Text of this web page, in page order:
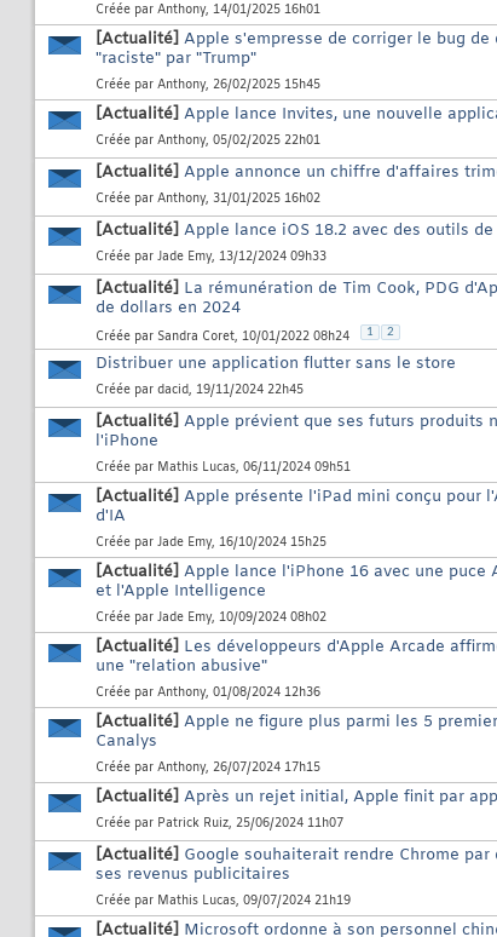
Créée par Anthony, 14/01/2025 16h01
[Actualité] Apple s'empresse de corriger le bug
"raciste" par "Trump"
Créée par Anthony, 26/02/2025 15h45
[Actualité] Apple lance Invites, une nouvelle
Créée par Anthony, 05/02/2025 22h01
[Actualité] Apple annonce un chiffre d'affaires
Créée par Anthony, 31/01/2025 16h02
[Actualité] Apple lance iOS 18.2 avec des outils
Créée par Jade Emy, 13/12/2024 09h33
[Actualité] La rémunération de Tim Cook, PDG
de dollars en 2024
Créée par Sandra Coret, 10/01/2022 08h24 1 2
Distribuer une application flutter sans le store
Créée par dacid, 19/11/2024 22h45
[Actualité] Apple prévient que ses futurs produits
l'iPhone
Créée par Mathis Lucas, 06/11/2024 09h51
[Actualité] Apple présente l'iPad mini conçu pour
d'IA
Créée par Jade Emy, 16/10/2024 15h25
[Actualité] Apple lance l'iPhone 16 avec une
et l'Apple Intelligence
Créée par Jade Emy, 10/09/2024 08h02
[Actualité] Les développeurs d'Apple Arcade
une "relation abusive"
Créée par Anthony, 01/08/2024 12h36
[Actualité] Apple ne figure plus parmi les 5
Canalys
Créée par Anthony, 26/07/2024 17h15
[Actualité] Après un rejet initial, Apple finit par
Créée par Patrick Ruiz, 25/06/2024 11h07
[Actualité] Google souhaiterait rendre Chrome
ses revenus publicitaires
Créée par Mathis Lucas, 09/07/2024 21h19
[Actualité] Microsoft ordonne à son personnel